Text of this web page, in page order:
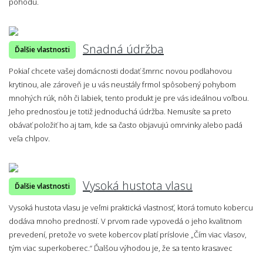
Ďalšie vlastnosti Snadná údržba
Pokiaľ chcete vašej domácnosti dodať šmrnc novou podlahovou
krytinou, ale zároveň je u vás neustály frmol spôsobený pohybom
mnohých rúk, nôh či labiek, tento produkt je pre vás ideálnou voľbou.
Jeho prednosťou je totiž jednoduchá údržba. Nemusíte sa preto
obávať položiť ho aj tam, kde sa často objavujú omrvinky alebo padá
veľa chlpov.
Ďalšie vlastnosti Vysoká hustota vlasu
Vysoká hustota vlasu je veľmi praktická vlastnosť, ktorá tomuto kobercu
dodáva mnoho predností. V prvom rade vypovedá o jeho kvalitnom
prevedení, pretože vo svete kobercov platí príslovie „Čím viac vlasov,
tým viac superkoberec.“ Ďalšou výhodou je, že sa tento krasavec